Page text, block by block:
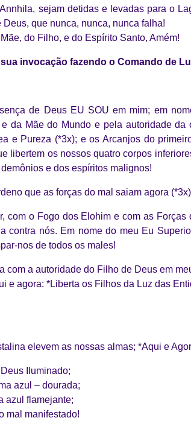
sejam detidas e levadas para o
que nunca, nunca, nunca falha!
do Filho, e do Espírito Santo, Amém!
invocação fazendo o Comando de
de Deus EU SOU em mim; em
da Mãe do Mundo e pela autoridade
e Pureza (*3x); e os Arcanjos do
libertem os nossos quatro corpos
e dos espíritos malignos!
que as forças do mal saiam agora
com o Fogo dos Elohim e com as
contra nós. Em nome do meu Eu
nos de todos os males!
com a autoridade do Filho de Deus em
e agora: *Liberta os Filhos da Luz das
elevem as nossas almas; *Aqui e
Iluminado;
azul – dourada;
azul flamejante;
mal manifestado!